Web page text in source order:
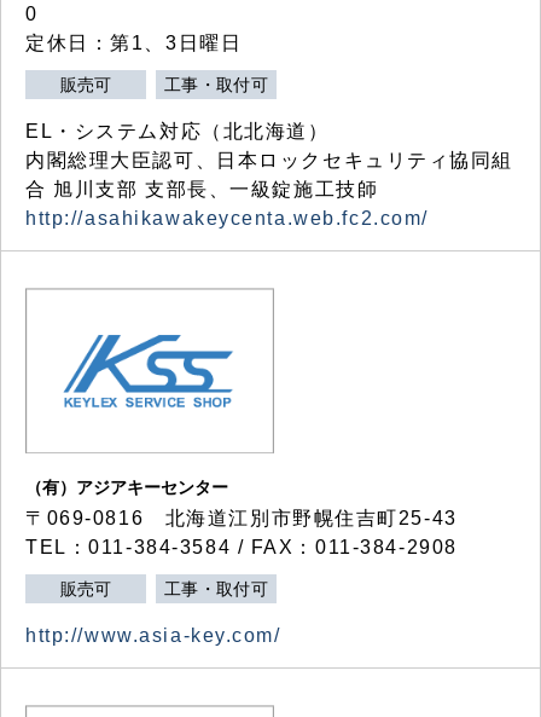
0
定休日：第1、3日曜日
販売可 工事・取付可
EL・システム対応（北北海道）
内閣総理大臣認可、日本ロックセキュリティ協同組
合 旭川支部 支部長、一級錠施工技師
http://asahikawakeycenta.web.fc2.com/
（有）アジアキーセンター
〒069-0816 北海道江別市野幌住吉町25-43
TEL：011-384-3584 / FAX：011-384-2908
販売可 工事・取付可
http://www.asia-key.com/